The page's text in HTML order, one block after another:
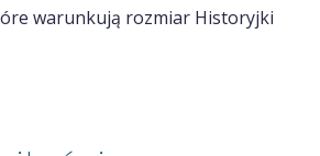
warunkują rozmiar Historyjki